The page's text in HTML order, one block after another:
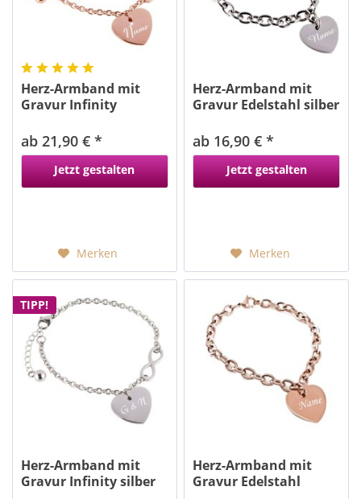
Herz-Armband mit
Gravur Infinity
ab 21,90 € *
Jetzt gestalten
Merken
Herz-Armband mit
Gravur Edelstahl silber
ab 16,90 € *
Jetzt gestalten
Merken
TIPP!
Herz-Armband mit
Gravur Infinity silber
Herz-Armband mit
Gravur Edelstahl